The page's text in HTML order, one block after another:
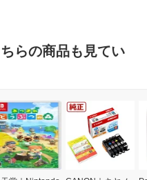
らの商品も見てい